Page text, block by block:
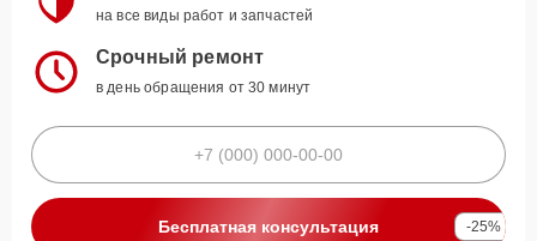
на все виды работ и запчастей
Срочный ремонт
в день обращения от 30 минут
Бесплатная консультация -25%